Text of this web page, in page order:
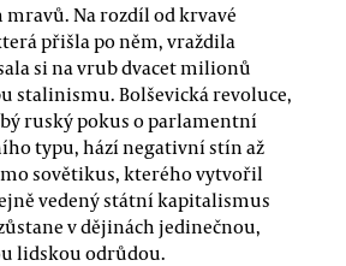
Na rozdíl od krvavé
přišla po něm, vraždila
si na vrub dvacet milionů
stalinismu. Bolševická revoluce,
ruský pokus o parlamentní
typu, hází negativní stín až
sovětikus, kterého vytvořil
vedený státní kapitalismus
v dějinách jedinečnou,
lidskou odrůdou.